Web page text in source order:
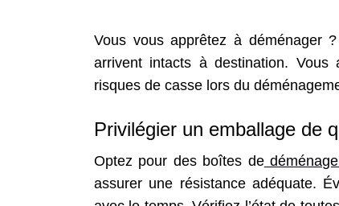
Vous vous apprêtez à déménager
arrivent intacts à destination.
risques de casse lors du
Privilégier un emballage de
Optez pour des boîtes de
assurer une résistance adéquate.